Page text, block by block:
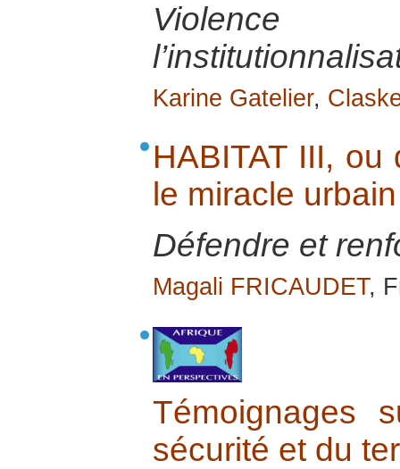
Violence
Karine Gatelier,
HABITAT III, ou
le miracle
Défendre et
Magali FRICAUDET,
Témoignages
sécurité et du